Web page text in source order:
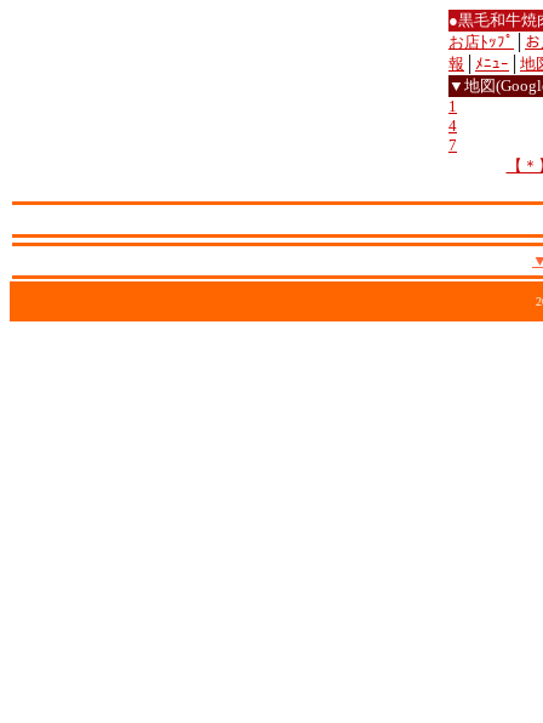
●黒毛和牛
お店ﾄｯﾌﾟ
報
ﾒﾆｭｰ
地
▼地図
1
4
7
【